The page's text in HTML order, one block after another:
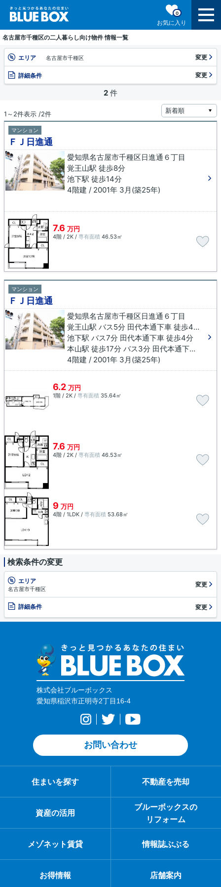
お気に入り
0
名古屋市千種区の二人暮らし向け物件 情報一覧
エリア 名古屋市千種区 変更
詳細条件 変更
2 件
1～2件表示 /2件
マンション
ＦＪ日進通
愛知県名古屋市千種区日進通６丁目
覚王山駅 徒歩8分
池下駅 徒歩14分
4階建 / 2001年 3月(築25年)
7.6 万円
4階 / 2K / 専有面積 46.53㎡
マンション
ＦＪ日進通
愛知県名古屋市千種区日進通６丁目
覚王山駅 バス5分 田代本通下車 徒歩4分
池下駅 バス7分 田代本通下車 徒歩4分
本山駅 徒歩17分 バス3分 田代本通下車 徒歩2分
4階建 / 2001年 3月(築25年)
6.2 万円
1階 / 2K / 専有面積 35.64㎡
7.6 万円
4階 / 2K / 専有面積 46.53㎡
9 万円
4階 / 1LDK / 専有面積 53.68㎡
検索条件の変更
エリア
名古屋市千種区
変更
詳細条件 変更
株式会社ブルーボックス
愛知県稲沢市正明寺2丁目16-4
お問い合わせ
住まいを探す 不動産を売却
資産の活用
ブルーボックスの
リフォーム
メゾネット賃貸 情報誌ぶぶる
お得情報 店舗案内